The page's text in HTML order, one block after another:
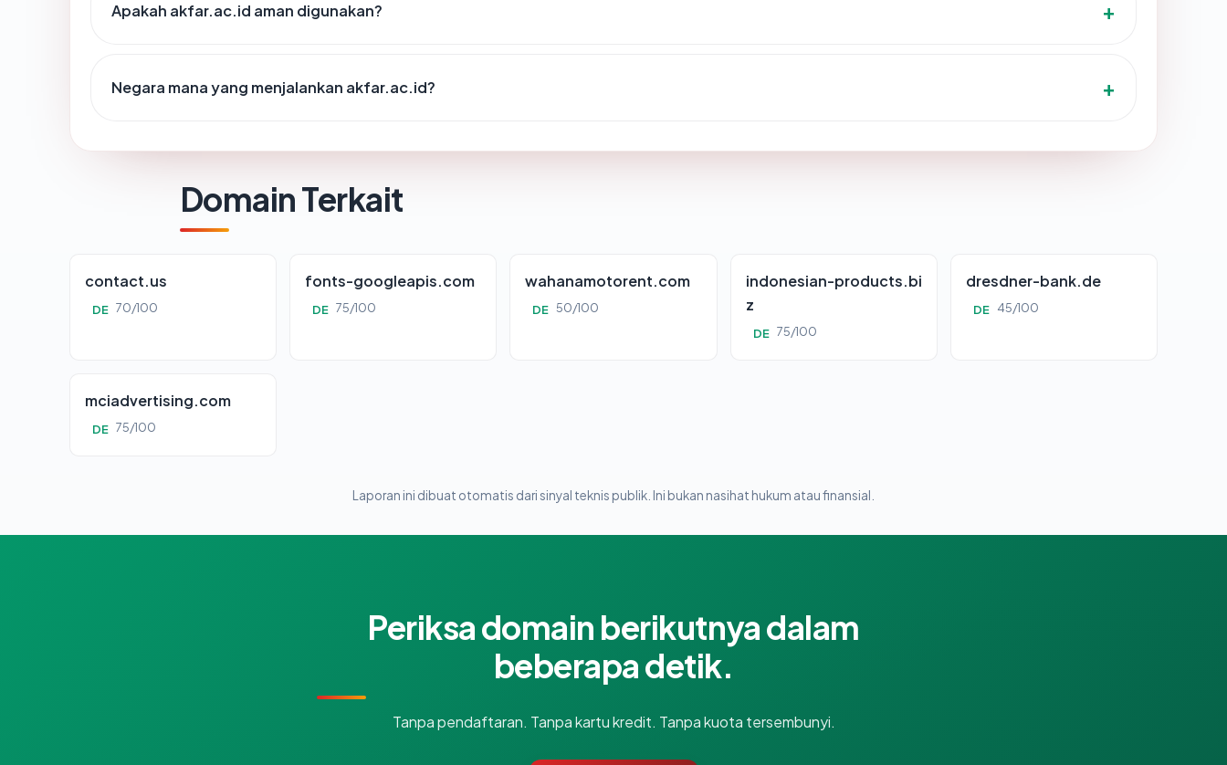
Apakah akfar.ac.id aman digunakan?
Negara mana yang menjalankan akfar.ac.id?
Domain Terkait
contact.us
DE 70/100
fonts-googleapis.com
DE 75/100
wahanamotorent.com
DE 50/100
indonesian-products.bi
z
DE 75/100
dresdner-bank.de
DE 45/100
mciadvertising.com
DE 75/100
Laporan ini dibuat otomatis dari sinyal teknis publik. Ini bukan nasihat hukum atau finansial.
Periksa domain berikutnya dalam
beberapa detik.
Tanpa pendaftaran. Tanpa kartu kredit. Tanpa kuota tersembunyi.